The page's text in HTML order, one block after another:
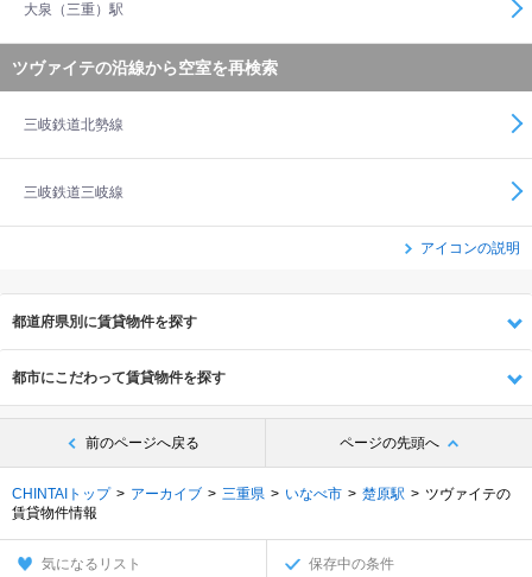
大泉（三重）駅
ツヴァイテの沿線から空室を再検索
三岐鉄道北勢線
三岐鉄道三岐線
アイコンの説明
都道府県別に賃貸物件を探す
都市にこだわって賃貸物件を探す
前のページへ戻る ページの先頭へ
CHINTAIトップ アーカイブ 三重県 いなべ市 楚原駅
ツヴァイテの
賃貸物件情報
気になるリスト 保存中の条件